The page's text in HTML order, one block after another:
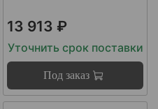
13 913 ₽
Уточнить срок поставки
Под заказ